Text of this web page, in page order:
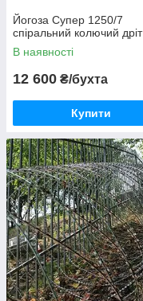
Йогоза Супер 1250/7
спіральний колючий дріт
В наявності
12 600 ₴/бухта
Купити